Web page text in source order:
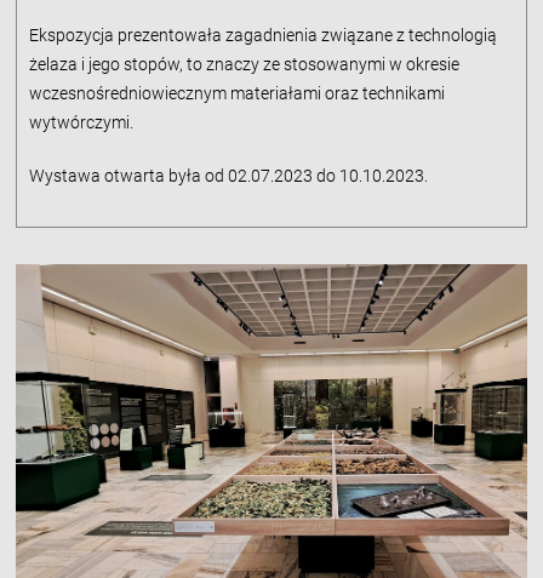
Ekspozycja prezentowała zagadnienia związane z technologią
żelaza i jego stopów, to znaczy ze stosowanymi w okresie
wczesnośredniowiecznym materiałami oraz technikami
wytwórczymi.
Wystawa otwarta była od 02.07.2023 do 10.10.2023.